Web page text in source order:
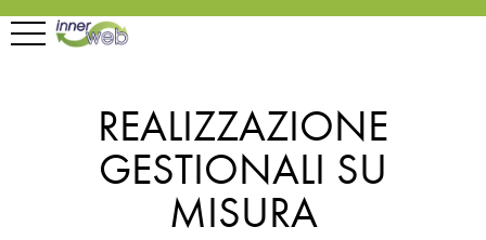
REALIZZAZIONE
GESTIONALI SU
MISURA